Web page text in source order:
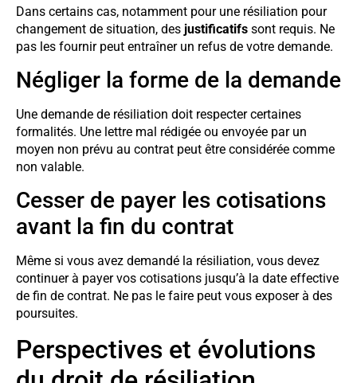
Dans certains cas, notamment pour une résiliation pour
changement de situation, des justificatifs sont requis. Ne
pas les fournir peut entraîner un refus de votre demande.
Négliger la forme de la demande
Une demande de résiliation doit respecter certaines
formalités. Une lettre mal rédigée ou envoyée par un
moyen non prévu au contrat peut être considérée comme
non valable.
Cesser de payer les cotisations
avant la fin du contrat
Même si vous avez demandé la résiliation, vous devez
continuer à payer vos cotisations jusqu’à la date effective
de fin de contrat. Ne pas le faire peut vous exposer à des
poursuites.
Perspectives et évolutions